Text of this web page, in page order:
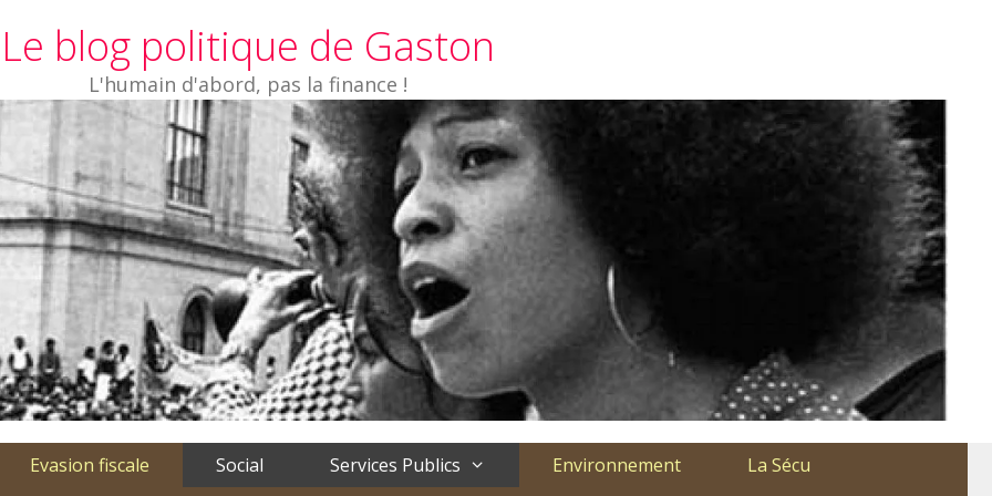
Le blog politique de Gaston
L'humain d'abord, pas la finance !
Evasion fiscale Social Services Publics Environnement
La Sécu